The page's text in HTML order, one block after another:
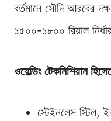
বর্তমানে সৌদি আরবের
১৫০০-১৮০০ রিয়াল
ওয়েল্ডিং টেকনিশিয়ান
স্টেইনলেস স্টিল,